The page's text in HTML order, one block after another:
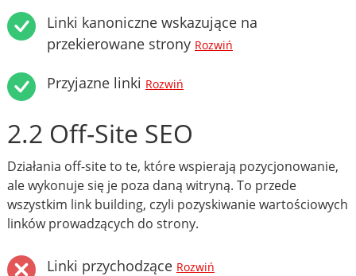
Linki kanoniczne wskazujące na
przekierowane strony Rozwiń
Przyjazne linki Rozwiń
2.2 Off-Site SEO
Działania off-site to te, które wspierają pozycjonowanie,
ale wykonuje się je poza daną witryną. To przede
wszystkim link building, czyli pozyskiwanie wartościowych
linków prowadzących do strony.
Linki przychodzące Rozwiń